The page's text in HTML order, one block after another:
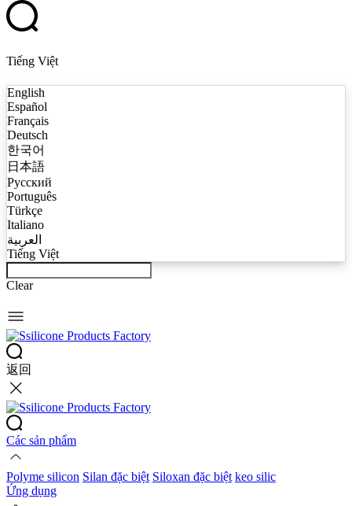
Tiếng Việt
English
Español
Français
Deutsch
한국어
日本語
Русский
Português
Türkçe
Italiano
العربية
Tiếng Việt
Clear
返回
Các sản phẩm
Polyme silicon Silan đặc biệt Siloxan đặc biệt keo silic
Ứng dụng